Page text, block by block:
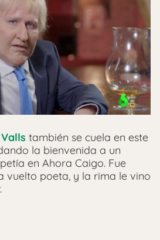
también se cuela en este
la bienvenida a un
en Ahora Caigo. Fue
vuelto poeta, y la rima le vino
.